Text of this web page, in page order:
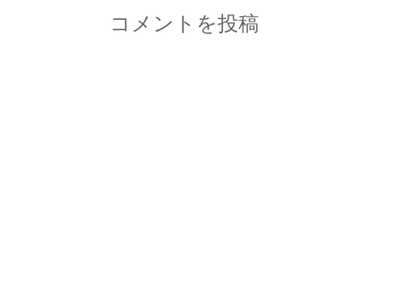
コメントを投稿